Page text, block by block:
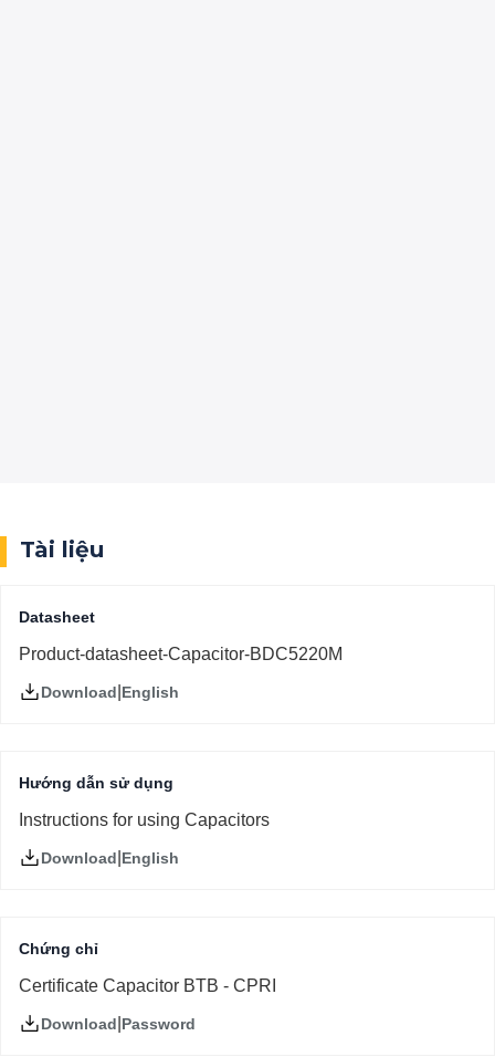
Tài liệu
Datasheet
Product-datasheet-Capacitor-BDC5220M
Download English
Hướng dẫn sử dụng
Instructions for using Capacitors
Download English
Chứng chỉ
Certificate Capacitor BTB - CPRI
Download Password